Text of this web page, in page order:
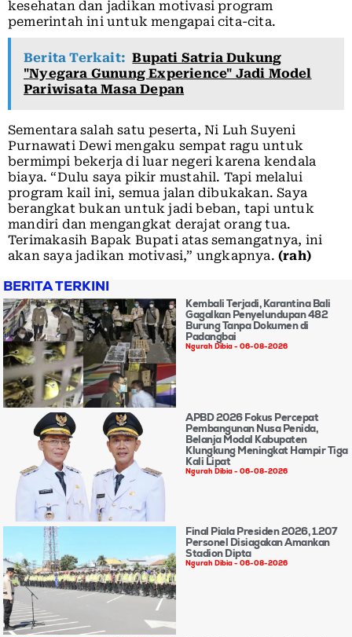
kesehatan dan jadikan motivasi program
pemerintah ini untuk mengapai cita-cita.
Berita Terkait: Bupati Satria Dukung
"Nyegara Gunung Experience" Jadi Model
Pariwisata Masa Depan
Sementara salah satu peserta, Ni Luh Suyeni
Purnawati Dewi mengaku sempat ragu untuk
bermimpi bekerja di luar negeri karena kendala
biaya. “Dulu saya pikir mustahil. Tapi melalui
program kail ini, semua jalan dibukakan. Saya
berangkat bukan untuk jadi beban, tapi untuk
mandiri dan mengangkat derajat orang tua.
Terimakasih Bapak Bupati atas semangatnya, ini
akan saya jadikan motivasi,” ungkapnya.(rah)
BERITA TERKINI
Kembali Terjadi, Karantina Bali
Gagalkan Penyelundupan 482
Burung Tanpa Dokumen di
Padangbai
Ngurah Dibia 06-08-2026
APBD 2026 Fokus Percepat
Pembangunan Nusa Penida,
Belanja Modal Kabupaten
Klungkung Meningkat Hampir Tiga
Kali Lipat
Ngurah Dibia 06-08-2026
Final Piala Presiden 2026, 1.207
Personel Disiagakan Amankan
Stadion Dipta
Ngurah Dibia 06-08-2026